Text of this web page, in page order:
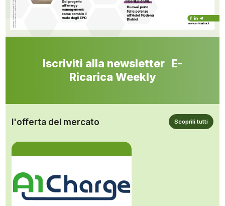
Iscriviti alla newsletter E-
Ricarica Weekly
l'offerta del mercato Scoprili tutti